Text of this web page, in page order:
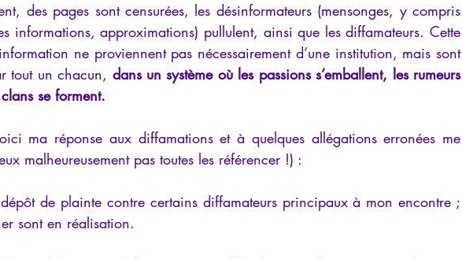
des pages sont censurées, les désinformateurs (mensonges, y compris
informations, approximations) pullulent, ainsi que les diffamateurs. Cette
ne proviennent pas nécessairement d’une institution, mais sont
tout un chacun, dans un système où les passions s’emballent, les rumeurs
se forment.
ma réponse aux diffamations et à quelques allégations erronées me
malheureusement pas toutes les référencer !) :
de plainte contre certains diffamateurs principaux à mon encontre ;
sont en réalisation.